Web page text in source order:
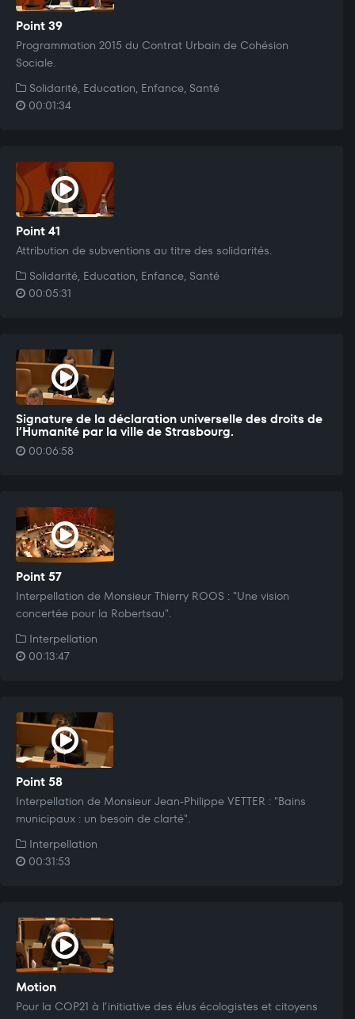
Point 39
Programmation 2015 du Contrat Urbain de Cohésion
Sociale.
Solidarité, Education, Enfance, Santé
00:01:34
Point 41
Attribution de subventions au titre des solidarités.
Solidarité, Education, Enfance, Santé
00:05:31
Signature de la déclaration universelle des droits de
l’Humanité par la ville de Strasbourg.
00:06:58
Point 57
Interpellation de Monsieur Thierry ROOS : "Une vision
concertée pour la Robertsau".
Interpellation
00:13:47
Point 58
Interpellation de Monsieur Jean-Philippe VETTER : "Bains
municipaux : un besoin de clarté".
Interpellation
00:31:53
Motion
Pour la COP21 à l’initiative des élus écologistes et citoyens